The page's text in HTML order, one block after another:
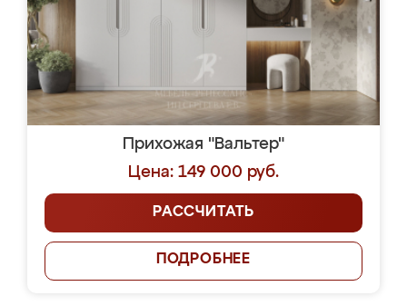
Прихожая "Вальтер"
Цена: 149 000 руб.
РАССЧИТАТЬ
ПОДРОБНЕЕ